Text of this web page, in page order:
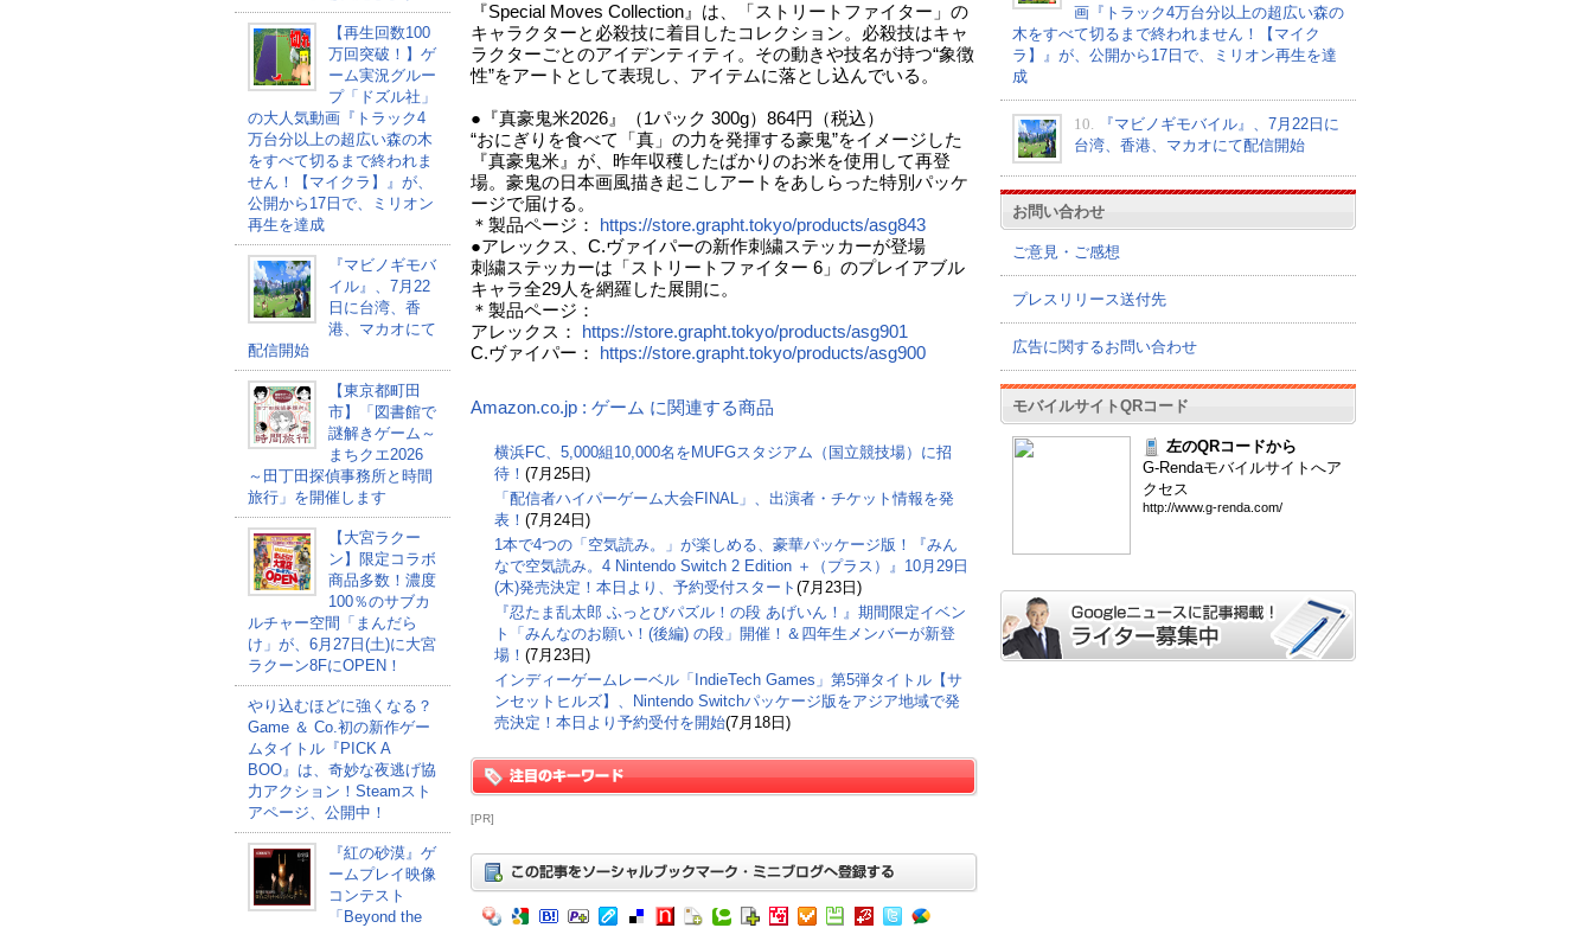
【再生回数100
万回突破！】ゲ
ーム実況グルー
プ「ドズル社」
の大人気動画『トラック4
万台分以上の超広い森の木
をすべて切るまで終われま
せん！【マイクラ】』が、
公開から17日で、ミリオン
再生を達成
『マビノギモバ
イル』、7月22
日に台湾、香
港、マカオにて
配信開始
【東京都町田
市】「図書館で
謎解きゲーム～
まちクエ2026
～田丁田探偵事務所と時間
旅行」を開催します
【大宮ラクー
ン】限定コラボ
商品多数！濃度
100％のサブカ
ルチャー空間「まんだら
け」が、6月27日(土)に大宮
ラクーン8FにOPEN！
やり込むほどに強くなる？
Game ＆ Co.初の新作ゲー
ムタイトル『PICK A
BOO』は、奇妙な夜逃げ協
力アクション！Steamスト
アページ、公開中！
『紅の砂漠』ゲ
ームプレイ映像
コンテスト
「Beyond the
『Special Moves Collection』は、「ストリートファイター」の
キャラクターと必殺技に着目したコレクション。必殺技はキャ
ラクターごとのアイデンティティ。その動きや技名が持つ“象徴
性”をアートとして表現し、アイテムに落とし込んでいる。
●『真豪鬼米2026』（1パック 300g）864円（税込）
“おにぎりを食べて「真」の力を発揮する豪鬼”をイメージした
『真豪鬼米』が、昨年収穫したばかりのお米を使用して再登
場。豪鬼の日本画風描き起こしアートをあしらった特別パッケ
ージで届ける。
＊製品ページ：
https://store.grapht.tokyo/products/asg843
●アレックス、C.ヴァイパーの新作刺繍ステッカーが登場
刺繍ステッカーは「ストリートファイター 6」のプレイアブル
キャラ全29人を網羅した展開に。
＊製品ページ：
アレックス：
https://store.grapht.tokyo/products/asg901
C.ヴァイパー：
https://store.grapht.tokyo/products/asg900
Amazon.co.jp : ゲーム に関連する商品
横浜FC、5,000組10,000名をMUFGスタジアム（国立競技場）に招
待！ (7月25日)
「配信者ハイパーゲーム大会FINAL」、出演者・チケット情報を発
表！ (7月24日)
1本で4つの「空気読み。」が楽しめる、豪華パッケージ版！『みん
なで空気読み。4 Nintendo Switch 2 Edition ＋（プラス）』10月29日
(木)発売決定！本日より、予約受付スタート (7月23日)
『忍たま乱太郎 ふっとびパズル！の段 あげいん！』期間限定イベン
ト「みんなのお願い！(後編) の段」開催！＆四年生メンバーが新登
場！ (7月23日)
インディーゲームレーベル「IndieTech Games」第5弾タイトル【サ
ンセットヒルズ】、Nintendo Switchパッケージ版をアジア地域で発
売決定！本日より予約受付を開始(7月18日)
[PR]
画『トラック4万台分以上の超広い森の
木をすべて切るまで終われません！【マイク
ラ】』が、公開から17日で、ミリオン再生を達
成
10.
『マビノギモバイル』、7月22日に
台湾、香港、マカオにて配信開始
お問い合わせ
ご意見・ご感想
プレスリリース送付先
広告に関するお問い合わせ
モバイルサイトQRコード
左のQRコードから
G-Rendaモバイルサイトへア
クセス
http://www.g-renda.com/